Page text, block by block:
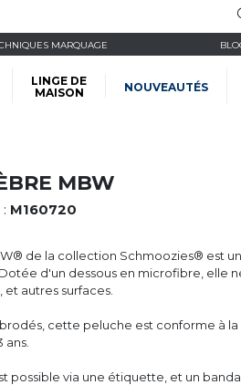
MARQUAGE
LINGE DE
MAISON
NOUVEAUTÉS
MBW
M160720
de la collection Schmoozies® est
d'un dessous en microfibre, elle
autres surfaces.
cette peluche est conforme à la
possible via une étiquette, et un